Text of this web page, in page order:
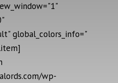
global_colors_info="
wp-